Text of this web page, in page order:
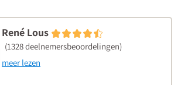
René Lous
(1328 deelnemersbeoordelingen)
meer lezen